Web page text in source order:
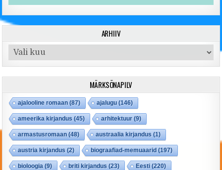
ARHIIV
Arhiiv
MÄRKSÕNAPILV
ajalooline romaan (87) ajalugu (146)
ameerika kirjandus (45) arhitektuur(9)
armastusromaan (48) austraalia kirjandus (1)
austria kirjandus (2) biograafiad-memuaarid (197)
bioloogia (9) briti kirjandus (23) Eesti (220)